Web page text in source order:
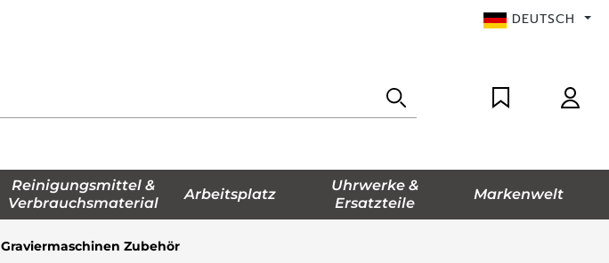
DEUTSCH
Reinigungsmittel &
Verbrauchsmaterial
Arbeitsplatz
Uhrwerke &
Ersatzteile
Markenwelt
Graviermaschinen Zubehör